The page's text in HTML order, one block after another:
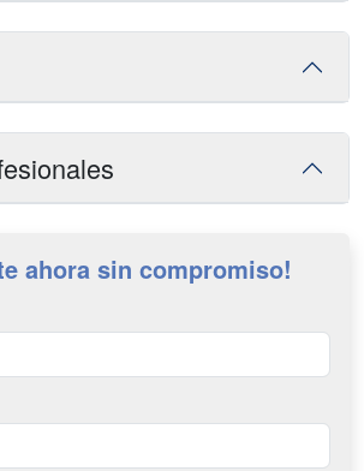
ahora sin compromiso!